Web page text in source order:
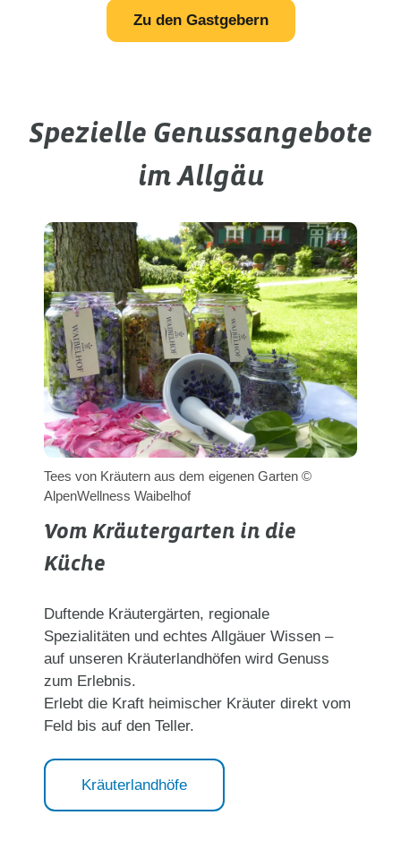
Zu den Gastgebern
Spezielle Genussangebote
im Allgäu
Tees von Kräutern aus dem eigenen Garten ©
AlpenWellness Waibelhof
Vom Kräutergarten in die
Küche
Duftende Kräutergärten, regionale
Spezialitäten und echtes Allgäuer Wissen –
auf unseren Kräuterlandhöfen wird Genuss
zum Erlebnis.
Erlebt die Kraft heimischer Kräuter direkt vom
Feld bis auf den Teller.
Kräuterlandhöfe